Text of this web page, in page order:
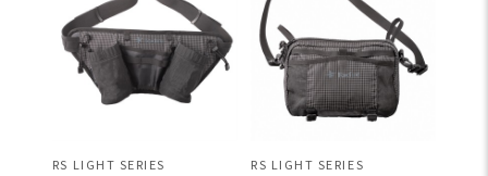
RS LIGHT SERIES RS LIGHT SERIES